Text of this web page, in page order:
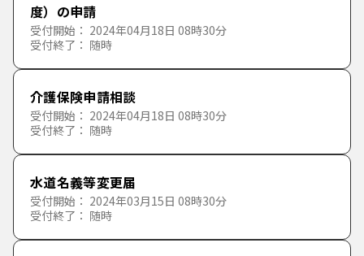
度）の申請
受付開始： 2024年04月18日 08時30分
受付終了： 随時
介護保険申請相談
受付開始： 2024年04月18日 08時30分
受付終了： 随時
水道名義等変更届
受付開始： 2024年03月15日 08時30分
受付終了： 随時